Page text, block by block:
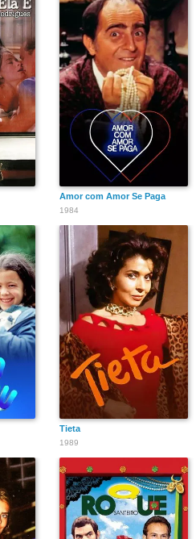
Amor com Amor Se Paga
1984
Tieta
1989